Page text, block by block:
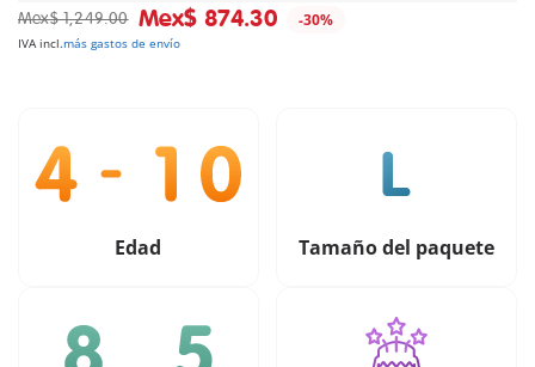
Mex$ 1,249.00 Mex$ 874.30 -30%
IVA incl.más gastos de envío
Edad Tamaño del paquete